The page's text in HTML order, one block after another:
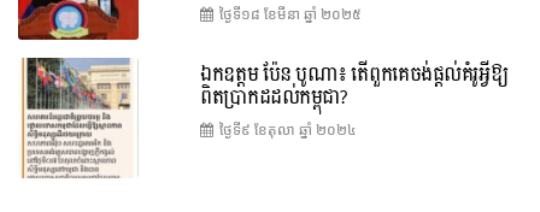
ថ្ងៃទី១៨ ខែ​មីនា ឆ្នាំ ២០២៥
ឯកឧត្តម ប៉ែន បូណា៖ តើពួកគេចង់ផ្តល់គំរូអ្វីឱ្យ
ពិតប្រាកដដល់កម្ពុជា?
ថ្ងៃទី៩ ខែ​តុលា ឆ្នាំ ២០២៤